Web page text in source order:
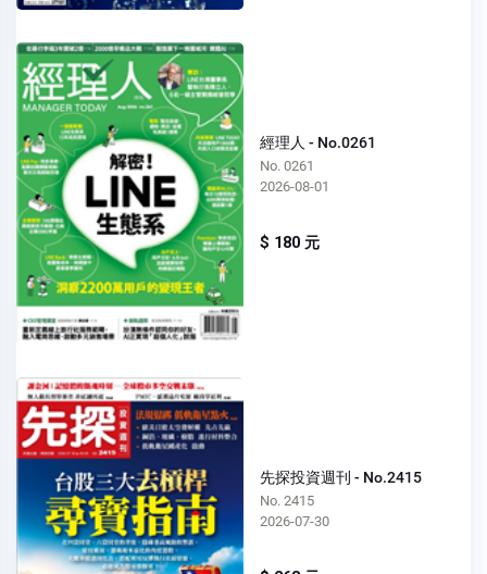
經理人 - No.0261
No. 0261
2026-08-01
$ 180 元
先探投資週刊 - No.2415
No. 2415
2026-07-30